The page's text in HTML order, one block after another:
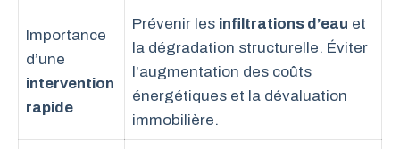
Importance
d’une
intervention
rapide
Prévenir les infiltrations d’eau et
la dégradation structurelle. Éviter
l’augmentation des coûts
énergétiques et la dévaluation
immobilière.